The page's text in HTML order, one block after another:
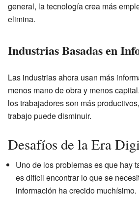
general, la tecnología crea más
elimina.
Industrias Basadas en
Las industrias ahora usan más
menos mano de obra y menos
los trabajadores son más
trabajo puede disminuir.
Desafíos de la Era
Uno de los problemas es que hay
es difícil encontrar lo que se
información ha crecido muchísimo.